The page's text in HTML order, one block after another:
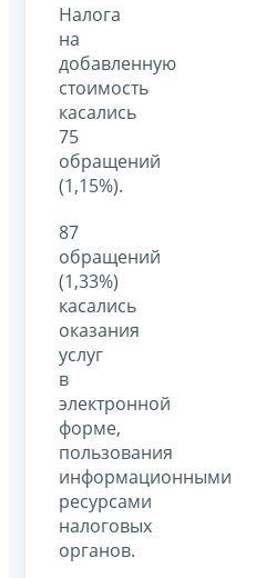
Налога
на
добавленную
стоимость
касались
75
обращений
(1,15%).
87
обращений
(1,33%)
касались
оказания
услуг
в
электронной
форме,
пользования
информационными
ресурсами
налоговых
органов.